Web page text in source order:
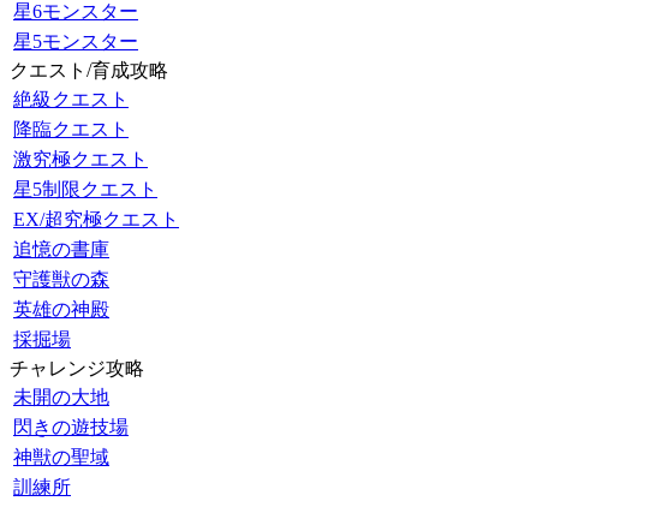
星6モンスター
星5モンスター
クエスト/育成攻略
絶級クエスト
降臨クエスト
激究極クエスト
星5制限クエスト
EX/超究極クエスト
追憶の書庫
守護獣の森
英雄の神殿
採掘場
チャレンジ攻略
未開の大地
閃きの遊技場
神獣の聖域
訓練所